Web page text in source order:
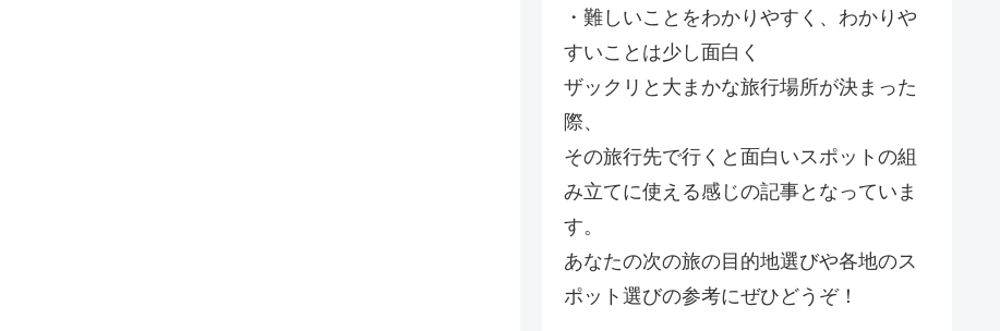
・難しいことをわかりやすく、わかりや
すいことは少し面白く
ザックリと大まかな旅行場所が決まった
際、
その旅行先で行くと面白いスポットの組
み立てに使える感じの記事となっていま
す。
あなたの次の旅の目的地選びや各地のス
ポット選びの参考にぜひどうぞ！